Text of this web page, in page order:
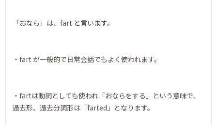
「おなら」は、fart と言います。
・fart が一般的で日常会話でもよく使われます。
・fartは動詞としても使われ「おならをする」という意味で、
過去形、過去分詞形は「farted」となります。